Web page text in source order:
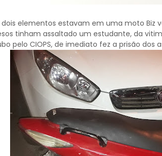
dois elementos estavam em uma moto Biz
tinham assaltado um estudante, da
pelo CIOPS, de imediato fez a prisão dos